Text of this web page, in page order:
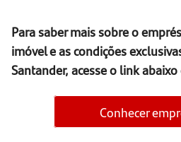
Para saber mais sobre o
imóvel e as condições
Santander, acesse o link
Conhecer